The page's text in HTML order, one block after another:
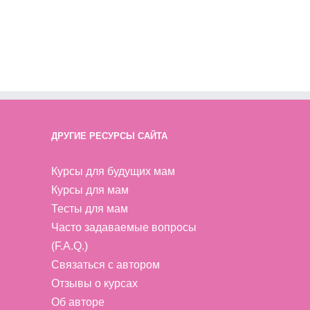
ДРУГИЕ РЕСУРСЫ САЙТА
Курсы для будущих мам
Курсы для мам
Тесты для мам
Часто задаваемые вопросы
(F.A.Q.)
Связаться с автором
Отзывы о курсах
Об авторе